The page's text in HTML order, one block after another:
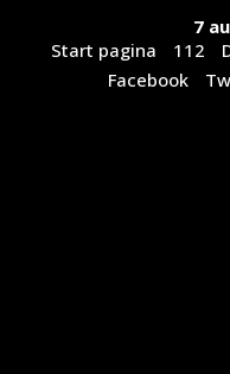
7
Start pagina
112
Facebook